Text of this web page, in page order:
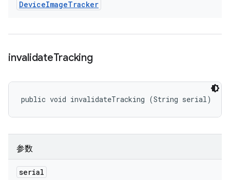
DeviceImageTracker
invalidateTracking
public void invalidateTracking (String serial)
参数
serial